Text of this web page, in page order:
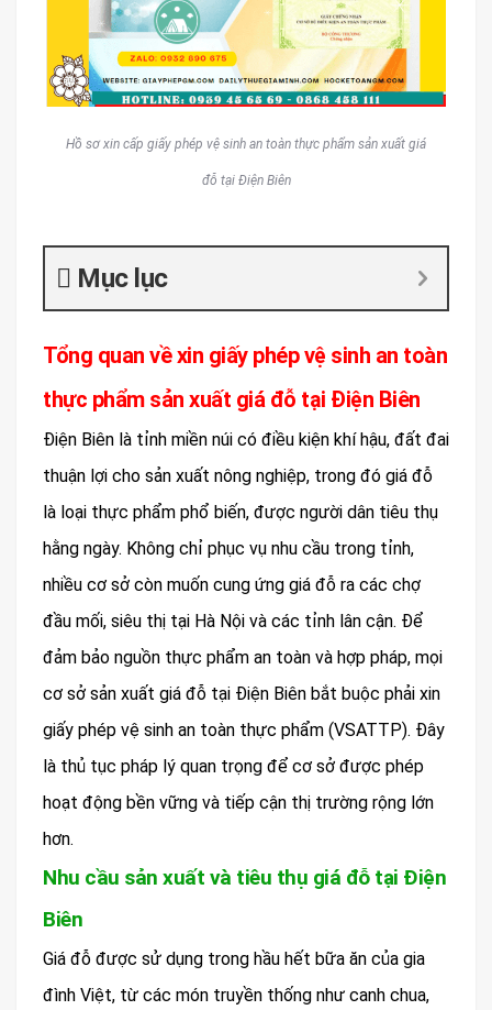
Hồ sơ xin cấp giấy phép vệ sinh an toàn thực phẩm sản xuất giá
đỗ tại Điện Biên
Mục lục
Tổng quan về xin giấy phép vệ sinh an toàn
thực phẩm sản xuất giá đỗ tại Điện Biên
Điện Biên là tỉnh miền núi có điều kiện khí hậu, đất đai
thuận lợi cho sản xuất nông nghiệp, trong đó giá đỗ
là loại thực phẩm phổ biến, được người dân tiêu thụ
hằng ngày. Không chỉ phục vụ nhu cầu trong tỉnh,
nhiều cơ sở còn muốn cung ứng giá đỗ ra các chợ
đầu mối, siêu thị tại Hà Nội và các tỉnh lân cận. Để
đảm bảo nguồn thực phẩm an toàn và hợp pháp, mọi
cơ sở sản xuất giá đỗ tại Điện Biên bắt buộc phải xin
giấy phép vệ sinh an toàn thực phẩm (VSATTP). Đây
là thủ tục pháp lý quan trọng để cơ sở được phép
hoạt động bền vững và tiếp cận thị trường rộng lớn
hơn.
Nhu cầu sản xuất và tiêu thụ giá đỗ tại Điện
Biên
Giá đỗ được sử dụng trong hầu hết bữa ăn của gia
đình Việt, từ các món truyền thống như canh chua,